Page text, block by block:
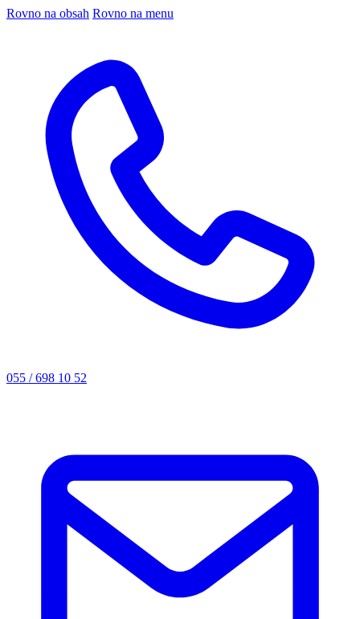
Rovno na obsah Rovno na menu
055 / 698 10 52